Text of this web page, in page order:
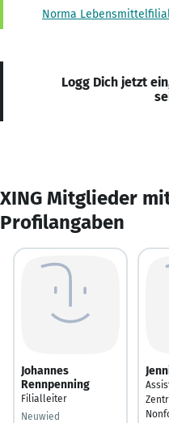
Norma
Logg Dich jetzt
XING Mitglieder
Profilangaben
Johannes
Rennpenning
Filialleiter
Neuwied